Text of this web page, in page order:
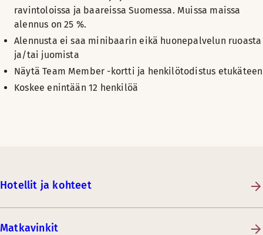
ravintoloissa ja baareissa Suomessa. Muissa maissa
alennus on 25 %.
Alennusta ei saa minibaarin eikä huonepalvelun ruoasta
ja/tai juomista
Näytä Team Member -kortti ja henkilötodistus etukäteen
Koskee enintään 12 henkilöä
Hotellit ja kohteet
Matkavinkit